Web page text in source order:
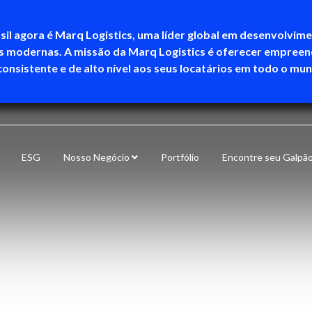
agora é Marq Logistics, uma líder global em
modernas. A missão da Marq Logistics é oferecer
e de alto nível aos seus locatários em todo o
ESG Nosso Negócio Portfólio Encontre seu